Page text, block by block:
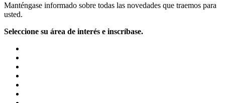
Manténgase informado sobre todas las novedades que traemos para
usted.
Seleccione su área de interés e inscríbase.